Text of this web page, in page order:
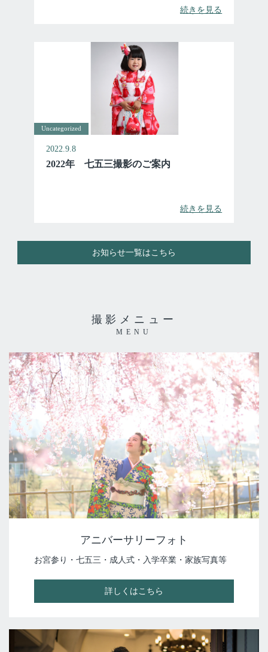
続きを見る
Uncategorized
2022.9.8
2022年 七五三撮影のご案内
続きを見る
お知らせ一覧はこちら
撮影メニュー
MENU
アニバーサリーフォト
お宮参り・七五三・成人式・入学卒業・家族写真等
詳しくはこちら